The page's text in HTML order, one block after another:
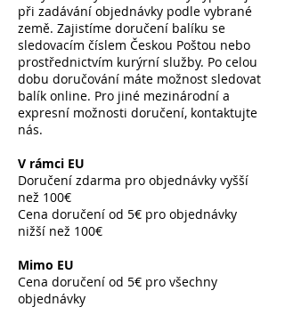
při zadávání objednávky podle vybrané
země. Zajistíme doručení balíku se
sledovacím číslem Českou Poštou nebo
prostřednictvím kurýrní služby. Po celou
dobu doručování máte možnost sledovat
balík online. Pro jiné mezinárodní a
expresní možnosti doručení, kontaktujte
nás.
V rámci EU
Doručení zdarma pro objednávky vyšší
než 100€
Cena doručení od 5€ pro objednávky
nižší než 100€
Mimo EU
Cena doručení od 5€ pro všechny
objednávky